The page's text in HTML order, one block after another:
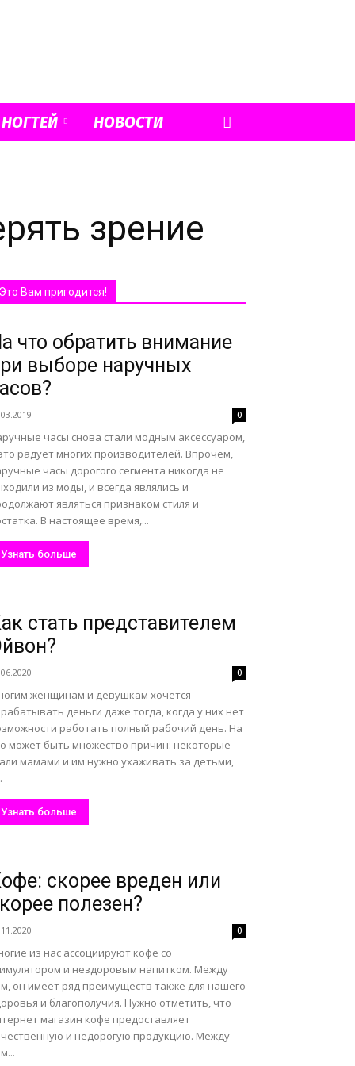
НОВОСТИ
зрение
Это Вам пригодится!
что обратить внимание
выборе наручных
0
часы снова стали модным аксессуаром,
радует многих производителей. Впрочем,
часы дорогого сегмента никогда не
из моды, и всегда являлись и
являться признаком стиля и
В настоящее время,...
Узнать больше
стать представителем
0
женщинам и девушкам хочется
деньги даже тогда, когда у них нет
работать полный рабочий день. На
может быть множество причин: некоторые
мамами и им нужно ухаживать за детьми,
Узнать больше
скорее вреден или
полезен?
0
из нас ассоциируют кофе со
и нездоровым напитком. Между
он имеет ряд преимуществ также для нашего
и благополучия. Нужно отметить, что
магазин кофе предоставляет
и недорогую продукцию. Между